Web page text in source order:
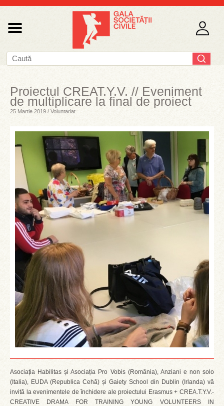
Proiectul CREAT.Y.V. // Eveniment
de multiplicare la final de proiect
25 Martie 2019 / Voluntariat
Asociația Habilitas și Asociația Pro Vobis (România), Anziani e non solo
(Italia), EUDA (Republica Cehă) și Gaiety School din Dublin (Irlanda) vă
invită la evenimentele de închidere ale proiectului Erasmus + CREA.T.Y.V.-
CREATIVE DRAMA FOR TRAINING YOUNG VOLUNTEERS IN